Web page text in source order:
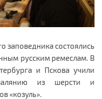
заповедника состоялись
русским ремеслам. В
и Пскова учили
из шерсти и
«козуль».